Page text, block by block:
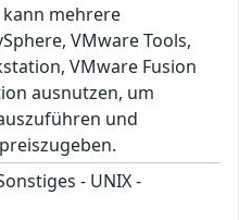
mehrere
VMware Tools,
VMware Fusion
ausnutzen, um
und
- UNIX -